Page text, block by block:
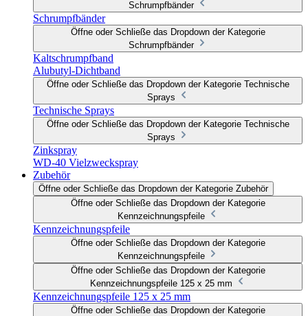
Schrumpfbänder
Schrumpfbänder
Öffne oder Schließe das Dropdown der Kategorie
Schrumpfbänder
Kaltschrumpfband
Alubutyl-Dichtband
Öffne oder Schließe das Dropdown der Kategorie Technische
Sprays
Technische Sprays
Öffne oder Schließe das Dropdown der Kategorie Technische
Sprays
Zinkspray
WD-40 Vielzweckspray
Zubehör
Öffne oder Schließe das Dropdown der Kategorie Zubehör
Öffne oder Schließe das Dropdown der Kategorie
Kennzeichnungspfeile
Kennzeichnungspfeile
Öffne oder Schließe das Dropdown der Kategorie
Kennzeichnungspfeile
Öffne oder Schließe das Dropdown der Kategorie
Kennzeichnungspfeile 125 x 25 mm
Kennzeichnungspfeile 125 x 25 mm
Öffne oder Schließe das Dropdown der Kategorie